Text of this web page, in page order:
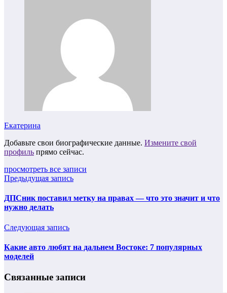
Екатерина
Добавьте свои биографические данные. Измените свой
профиль прямо сейчас.
просмотреть все записи
Предыдущая запись
ДПСник поставил метку на правах — что это значит и что
нужно делать
Следующая запись
Какие авто любят на дальнем Востоке: 7 популярных
моделей
Связанные записи